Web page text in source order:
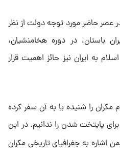
عصر حاضر مورد توجه دولت از نظر
باستان، در دوره هخامنشیان،
به ایران نیز حائز اهمیت قرار
را شنیده یا به آن سفر کرده
پایتخت شدن را ندانیم. در این
اشاره به جغرافیای تاریخی مکران